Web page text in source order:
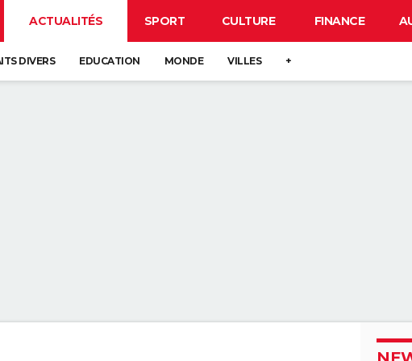
ACTUALITÉS SPORT CULTURE FINANCE
DIVERS EDUCATION MONDE VILLES +